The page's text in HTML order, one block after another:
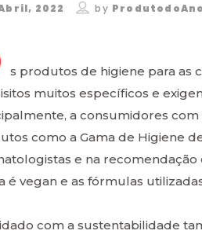
2022 by
s produtos de higiene para as
muitos específicos e
a consumidores
como a Gama de Higiene
e na recomendação
é vegan e as fórmulas
com a sustentabilidade